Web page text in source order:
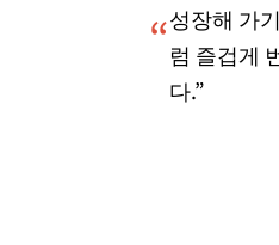
“성장해 가
럼 즐겁게
다.”